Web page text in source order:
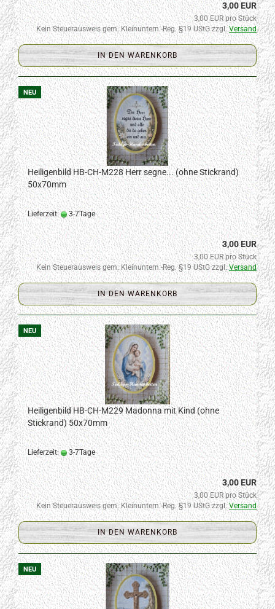
3,00 EUR
3,00 EUR pro Stück
Kein Steuerausweis gem. Kleinuntern.-Reg. §19 UStG zzgl.Versand
IN DEN WARENKORB
NEU
Heiligenbild HB-CH-M228 Herr segne... (ohne Stickrand)
50x70mm
Lieferzeit: 3-7Tage
3,00 EUR
3,00 EUR pro Stück
Kein Steuerausweis gem. Kleinuntern.-Reg. §19 UStG zzgl.Versand
IN DEN WARENKORB
NEU
Heiligenbild HB-CH-M229 Madonna mit Kind (ohne
Stickrand) 50x70mm
Lieferzeit: 3-7Tage
3,00 EUR
3,00 EUR pro Stück
Kein Steuerausweis gem. Kleinuntern.-Reg. §19 UStG zzgl.Versand
IN DEN WARENKORB
NEU